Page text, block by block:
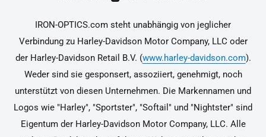
IRON-OPTICS.com steht unabhängig von jeglicher
Verbindung zu Harley-Davidson Motor Company, LLC oder
der Harley-Davidson Retail B.V. (www.harley-davidson.com).
Weder sind sie gesponsert, assoziiert, genehmigt, noch
unterstützt von diesen Unternehmen. Die Markennamen und
Logos wie "Harley", "Sportster", "Softail" und "Nightster" sind
Eigentum der Harley-Davidson Motor Company, LLC. Alle